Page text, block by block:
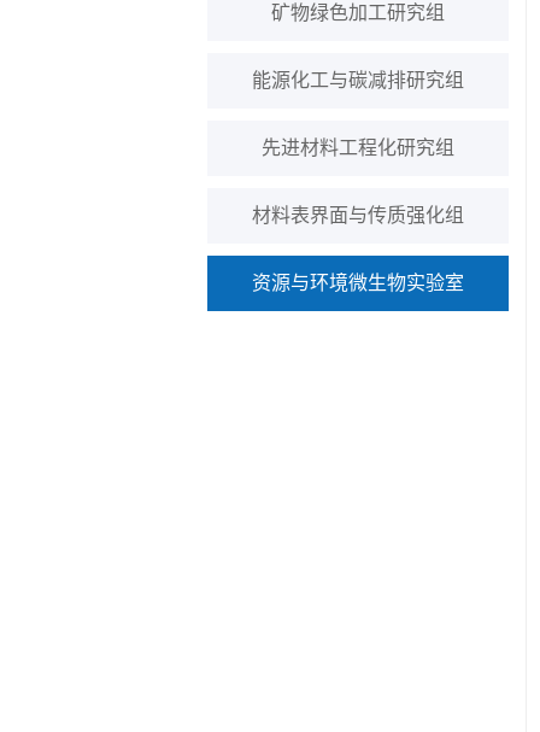
矿物绿色加工研究组
能源化工与碳减排研究组
先进材料工程化研究组
材料表界面与传质强化组
资源与环境微生物实验室